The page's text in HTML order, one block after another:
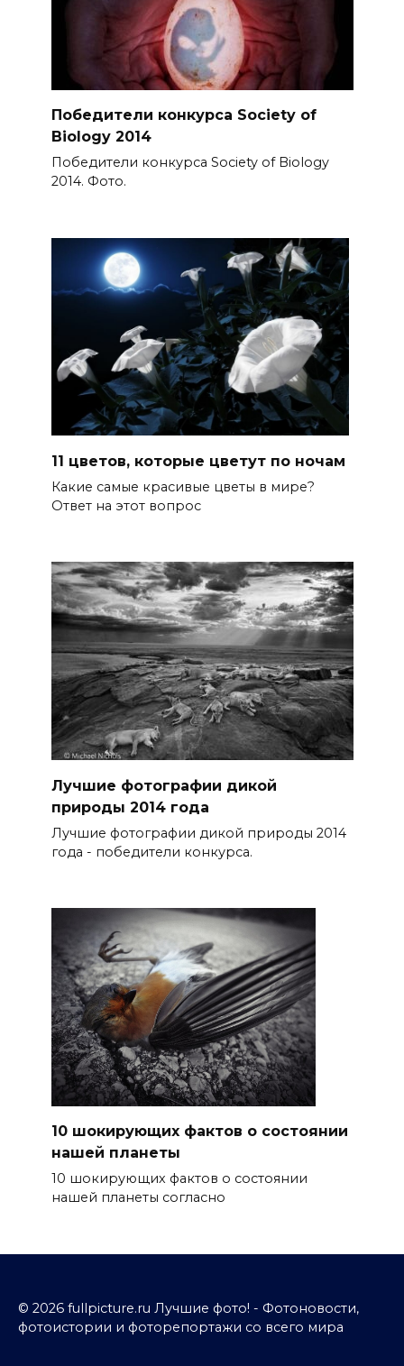
Победители конкурса Society of
Biology 2014
Победители конкурса Society of Biology
2014. Фото.
11 цветов, которые цветут по ночам
Какие самые красивые цветы в мире?
Ответ на этот вопрос
Лучшие фотографии дикой
природы 2014 года
Лучшие фотографии дикой природы 2014
года - победители конкурса.
10 шокирующих фактов о состоянии
нашей планеты
10 шокирующих фактов о состоянии
нашей планеты согласно
© 2026 fullpicture.ru Лучшие фото! - Фотоновости,
фотоистории и фоторепортажи со всего мира